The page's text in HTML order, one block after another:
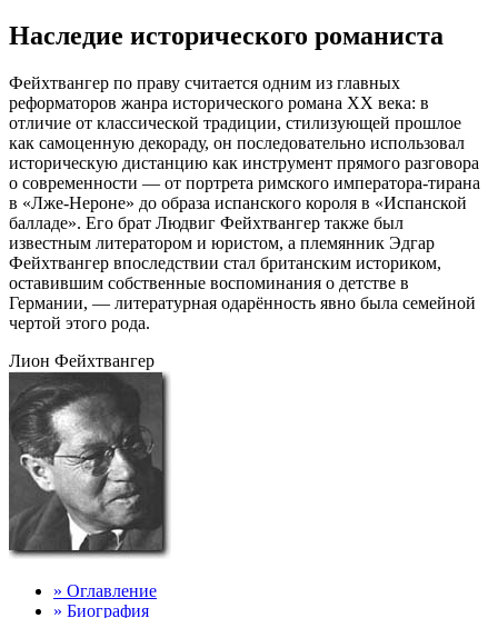
Наследие исторического романиста
Фейхтвангер по праву считается одним из главных
реформаторов жанра исторического романа XX века: в
отличие от классической традиции, стилизующей прошлое
как самоценную декораду, он последовательно использовал
историческую дистанцию как инструмент прямого разговора
о современности — от портрета римского императора-тирана
в «Лже-Нероне» до образа испанского короля в «Испанской
балладе». Его брат Людвиг Фейхтвангер также был
известным литератором и юристом, а племянник Эдгар
Фейхтвангер впоследствии стал британским историком,
оставившим собственные воспоминания о детстве в
Германии, — литературная одарённость явно была семейной
чертой этого рода.
Лион Фейхтвангер
» Оглавление
» Биография